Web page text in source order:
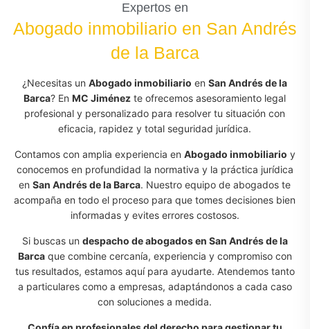
Expertos en
Abogado inmobiliario en San Andrés
de la Barca
¿Necesitas unAbogado inmobiliario enSan Andrés de la
Barca? EnMC Jiménez te ofrecemos asesoramiento legal
profesional y personalizado para resolver tu situación con
eficacia, rapidez y total seguridad jurídica.
Contamos con amplia experiencia en Abogado inmobiliario y
conocemos en profundidad la normativa y la práctica jurídica
enSan Andrés de la Barca. Nuestro equipo de abogados te
acompaña en todo el proceso para que tomes decisiones bien
informadas y evites errores costosos.
Si buscas un despacho de abogados en San Andrés de la
Barcaque combine cercanía, experiencia y compromiso con
tus resultados, estamos aquí para ayudarte. Atendemos tanto
a particulares como a empresas, adaptándonos a cada caso
con soluciones a medida.